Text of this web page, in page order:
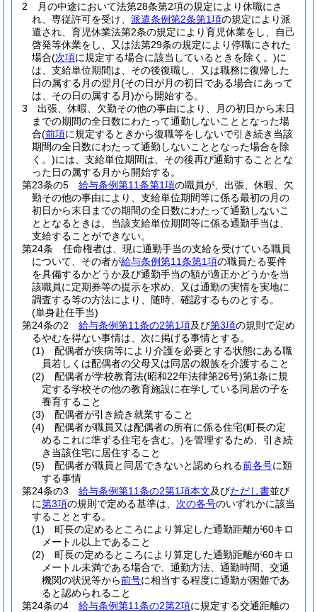
2
月の中途において法第28条第2項の規定により休職にさ
れ、専従許可を受け、 派遣条例第2条第1項の規定により派
遣され、育児休業法第2条の規定により育児休業をし、自己
啓発等休業をし、又は法第29条の規定により停職にされた
場合(次項に規定する場合に該当しているときを除く。)に
は、支給単位期間は、その後復職し、又は職務に復帰した
日の属する月の翌月(その日が月の初日である場合にあって
は、その日の属する月)から開始する。
3
出張、休暇、欠勤その他の事由により、月の初日から末日
までの期間の全日数にわたって通勤しないこととなった場
合(前項に規定するときから復職等をしないで引き続き当該
期間の全日数にわたって通勤しないこととなった場合を除
く。)には、支給単位期間は、その後再び通勤することとな
った日の属する月から開始する。
第23条の5
給与条例第11条第1項の職員が、出張、休暇、欠
勤その他の事由により、支給単位期間等に係る最初の月の
初日から末日までの期間の全日数にわたって通勤しないこ
ととなるときは、当該支給単位期間等に係る通勤手当は、
支給することができない。
第24条
任命権者は、現に通勤手当の支給を受けている職員
について、その者が給与条例第11条第1項の職員たる要件
を具備するかどうか及び通勤手当の額が適正かどうかを当
該職員に定期券等の提示を求め、又は通勤の実情を実地に
調査する等の方法により、随時、確認するものとする。
(単身赴任手当)
第24条の2
給与条例第11条の2第1項及び第3項の規則で定め
るやむを得ない事情は、次に掲げる事情とする。
(1)
配偶者が疾病等により介護を必要とする状態にある職
員若しくは配偶者の父母又は同居の親族を介護すること
(2)
配偶者が学校教育法(昭和22年法律第26号)第1条に規
定する学校その他の教育施設に在学している同居の子を
養育すること
(3)
配偶者が引き続き就業すること
(4)
配偶者が職員又は配偶者の所有に係る住宅(町長の定
めるこれに準ずる住宅を含む。)を管理するため、引き続
き当該住宅に居住すること
(5)
配偶者が職員と同居できないと認められる前各号に類
する事情
第24条の3
給与条例第11条の2第1項本文及びただし書並び
に第3項の規則で定める基準は、 次の各号のいずれかに該当
することとする。
(1)
町長の定めるところにより算定した通勤距離が60キロ
メートル以上であること
(2)
町長の定めるところにより算定した通勤距離が60キロ
メートル未満である場合で、通勤方法、通勤時間、交通
機関の状況等から前号に相当する程度に通勤が困難であ
ると認められること
第24条の4
給与条例第11条の2第2項に規定する交通距離の